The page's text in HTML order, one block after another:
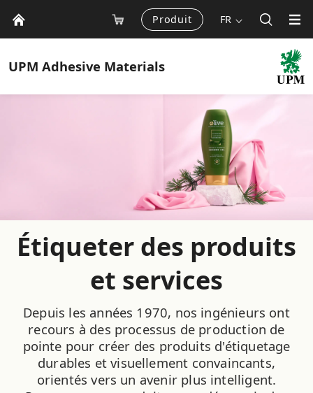
Produit FR
UPM Adhesive Materials
Étiqueter des produits
et services
Depuis les années 1970, nos ingénieurs ont
recours à des processus de production de
pointe pour créer des produits d'étiquetage
durables et visuellement convaincants,
orientés vers un avenir plus intelligent.